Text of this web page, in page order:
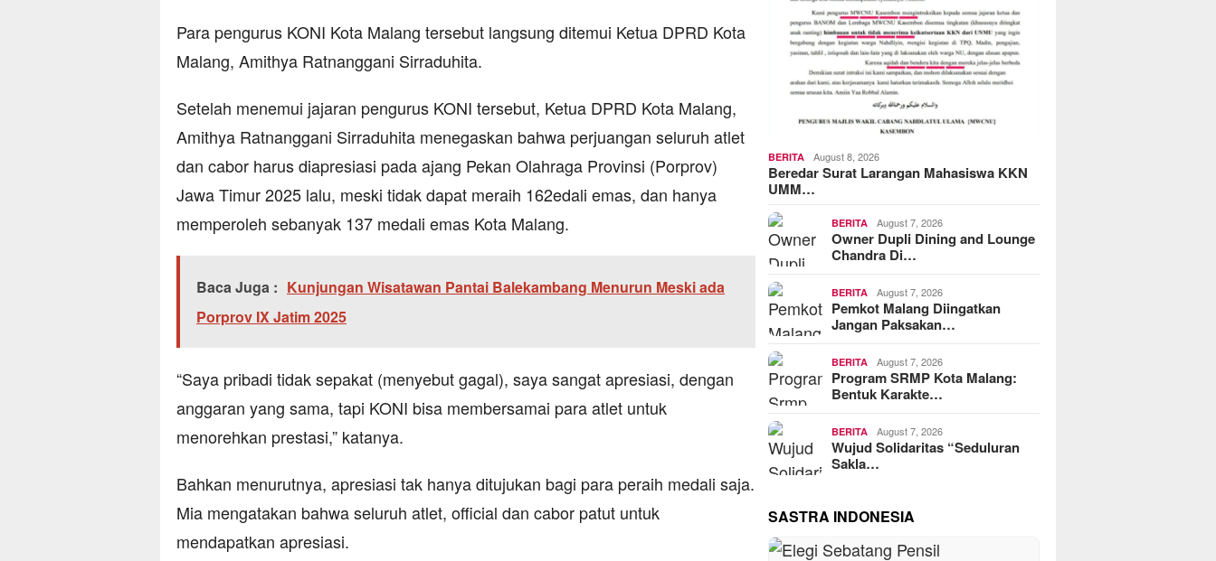
Para pengurus KONI Kota Malang tersebut langsung ditemui Ketua DPRD Kota
Malang, Amithya Ratnanggani Sirraduhita.
Setelah menemui jajaran pengurus KONI tersebut, Ketua DPRD Kota Malang,
Amithya Ratnanggani Sirraduhita menegaskan bahwa perjuangan seluruh atlet
dan cabor harus diapresiasi pada ajang Pekan Olahraga Provinsi (Porprov)
Jawa Timur 2025 lalu, meski tidak dapat meraih 162edali emas, dan hanya
memperoleh sebanyak 137 medali emas Kota Malang.
Baca Juga : Kunjungan Wisatawan Pantai Balekambang Menurun Meski ada
Porprov IX Jatim 2025
“Saya pribadi tidak sepakat (menyebut gagal), saya sangat apresiasi, dengan
anggaran yang sama, tapi KONI bisa membersamai para atlet untuk
menorehkan prestasi,” katanya.
Bahkan menurutnya, apresiasi tak hanya ditujukan bagi para peraih medali saja.
Mia mengatakan bahwa seluruh atlet, official dan cabor patut untuk
mendapatkan apresiasi.
BERITA August 8, 2026
Beredar Surat Larangan Mahasiswa KKN
UMM…
BERITA August 7, 2026
Owner Dupli Dining and Lounge
Chandra Di…
BERITA August 7, 2026
Pemkot Malang Diingatkan
Jangan Paksakan…
BERITA August 7, 2026
Program SRMP Kota Malang:
Bentuk Karakte…
BERITA August 7, 2026
Wujud Solidaritas “Seduluran
Sakla…
SASTRA INDONESIA